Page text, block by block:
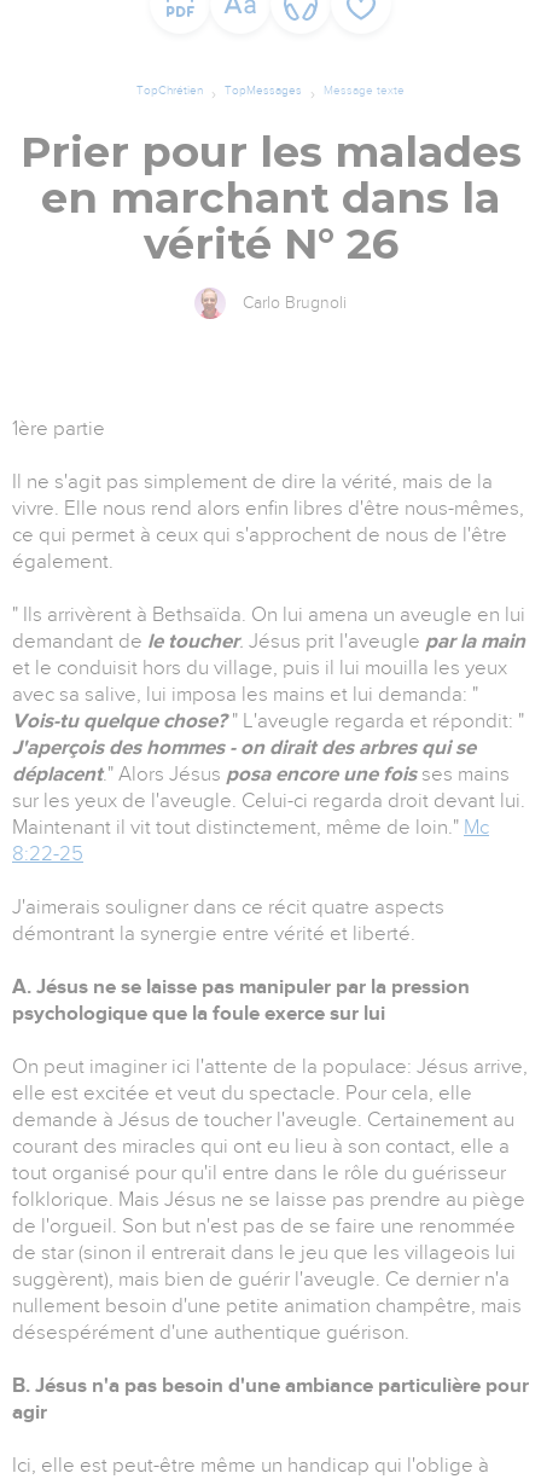
TopChrétien TopMessages Message texte
Prier pour les malades
en marchant dans la
vérité N° 26
Carlo Brugnoli
1ère partie
Il ne s'agit pas simplement de dire la vérité, mais de la
vivre. Elle nous rend alors enfin libres d'être nous-mêmes,
ce qui permet à ceux qui s'approchent de nous de l'être
également.
" Ils arrivèrent à Bethsaïda. On lui amena un aveugle en lui
demandant de le toucher. Jésus prit l'aveugle par la main
et le conduisit hors du village, puis il lui mouilla les yeux
avec sa salive, lui imposa les mains et lui demanda: "
Vois-tu quelque chose? " L'aveugle regarda et répondit: "
J'aperçois des hommes - on dirait des arbres qui se
déplacent." Alors Jésus posa encore une foisses mains
sur les yeux de l'aveugle. Celui-ci regarda droit devant lui.
Maintenant il vit tout distinctement, même de loin." Mc
8:22-25
J'aimerais souligner dans ce récit quatre aspects
démontrant la synergie entre vérité et liberté.
A. Jésus ne se laisse pas manipuler par la pression
psychologique que la foule exerce sur lui
On peut imaginer ici l'attente de la populace: Jésus arrive,
elle est excitée et veut du spectacle. Pour cela, elle
demande à Jésus de toucher l'aveugle. Certainement au
courant des miracles qui ont eu lieu à son contact, elle a
tout organisé pour qu'il entre dans le rôle du guérisseur
folklorique. Mais Jésus ne se laisse pas prendre au piège
de l'orgueil. Son but n'est pas de se faire une renommée
de star (sinon il entrerait dans le jeu que les villageois lui
suggèrent), mais bien de guérir l'aveugle. Ce dernier n'a
nullement besoin d'une petite animation champêtre, mais
désespérément d'une authentique guérison.
B. Jésus n'a pas besoin d'une ambiance particulière pour
agir
Ici, elle est peut-être même un handicap qui l'oblige à